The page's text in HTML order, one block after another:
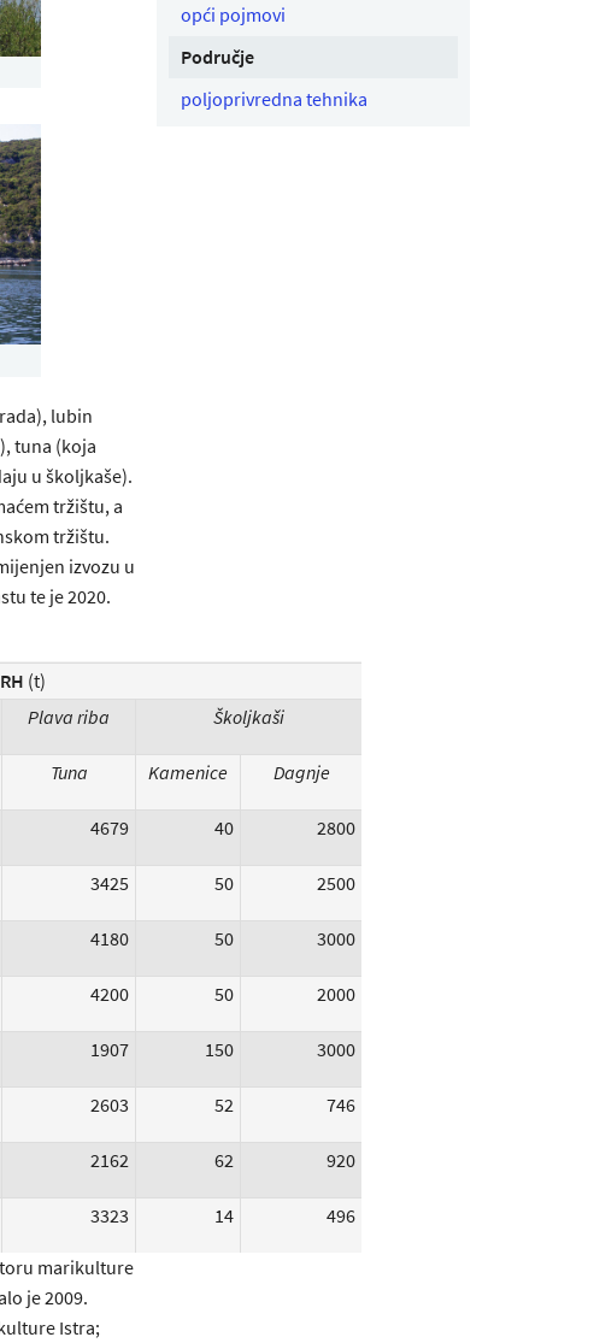
lubin
tuna (koja
u školjkaše).
tržištu, a
tržištu.
izvozu u
te je 2020.
(t)
Plava riba Školjkaši
Tuna Kamenice Dagnje
4679 40 2800
3425 50 2500
4180 50 3000
4200 50 2000
1907 150 3000
2603 52 746
2162 62 920
3323 14 496
marikulture
je 2009.
Istra;
opći pojmovi
Područje
poljoprivredna tehnika